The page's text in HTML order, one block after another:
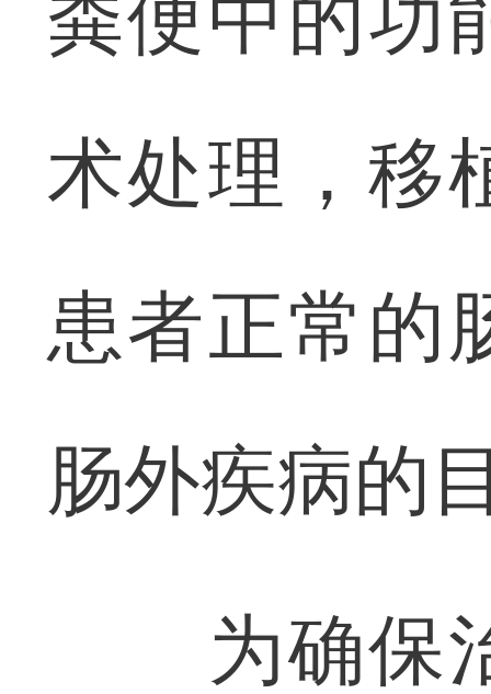
粪便中的功
术处理，移
患者正常的
肠外疾病的
为确保治